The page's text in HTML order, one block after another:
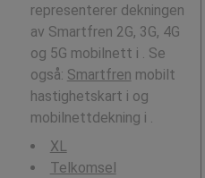
representerer dekningen
av Smartfren 2G, 3G, 4G
og 5G mobilnett i . Se
også: Smartfren mobilt
hastighetskart i og
mobilnettdekning i .
XL
Telkomsel